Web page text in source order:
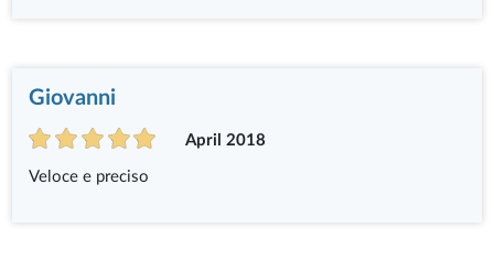
Giovanni
April 2018
Veloce e preciso